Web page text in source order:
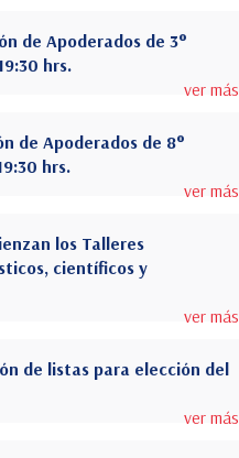
de Apoderados de 3°
hrs.
ver más
de Apoderados de 8°
hrs.
ver más
los Talleres
científicos y
ver más
de listas para elección del
ver más